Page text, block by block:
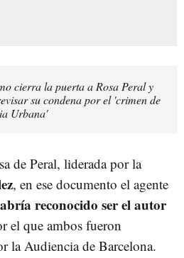
cierra la puerta a Rosa Peral y
su condena por el 'crimen de
Urbana'
de Peral, liderada por la
, en ese documento el agente
reconocido ser el autor
el que ambos fueron
la Audiencia de Barcelona.